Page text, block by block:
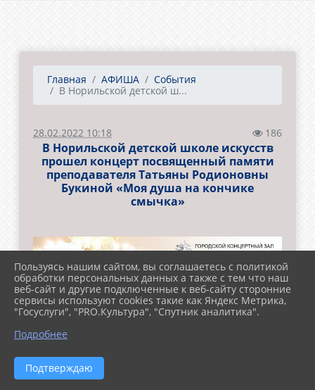
Главная АФИША
События
В Норильской детской ш...
28.02.2022 10:18 186
В Норильской детской школе искусств
прошел концерт посвященный памяти
преподавателя Татьяны Родионовны
Букиной «Моя душа на кончике
смычка»
Пользуясь нашим сайтом, вы соглашаетесь с политикой
обработки персональных данных а также с тем что наш
веб-сайт и другие подключенные к веб-сайту сторонние
сервисы используют cookies такие как Яндекс Метрика,
"Госуслуги", "PRO.Культура", "Спутник аналитика".
Подробнее
Подтверждаю